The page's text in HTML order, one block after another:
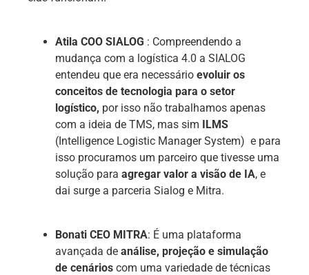
Atila COO SIALOG : Compreendendo a
mudança com a logística 4.0 a SIALOG
entendeu que era necessário evoluir os
conceitos de tecnologia para o setor
logístico, por isso não trabalhamos apenas
com a ideia de TMS, mas sim ILMS
(Intelligence Logistic Manager System) e para
isso procuramos um parceiro que tivesse uma
solução para agregar valor a visão de IA, e
dai surge a parceria Sialog e Mitra.
Bonati CEO MITRA: É uma plataforma
avançada de análise, projeção e simulação
de cenários com uma variedade de técnicas